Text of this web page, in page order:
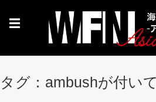
☰
タグ：ambushが付い